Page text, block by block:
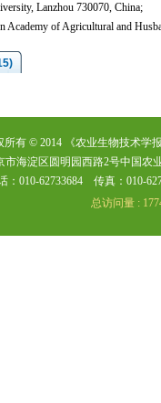
Lanzhou 730070, China;
of Agricultural and
所有 © 2014 《农业生物技术学
市海淀区圆明园西路2号中国农
：010-62733684 传真：010-